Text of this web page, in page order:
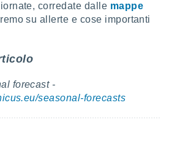
corredate dalle mappe
su allerte e cose importanti
forecast -
seasonal-forecasts